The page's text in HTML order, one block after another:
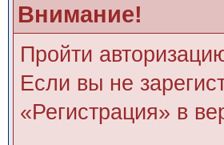
Внимание!
Пройти
Если вы не
«Регистрация» в